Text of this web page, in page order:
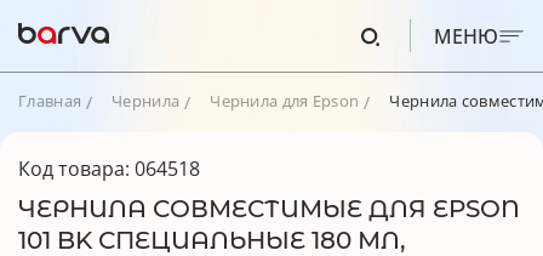
МЕНЮ
Главная Чернила Чернила для Epson Чернила
Код товара: 064518
ЧЕРНИЛА СОВМЕСТИМЫЕ ДЛЯ EPSON
101 BK СПЕЦИАЛЬНЫЕ 180 МЛ,